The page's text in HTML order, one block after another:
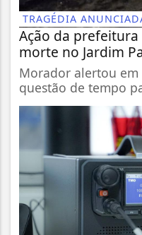
TRAGÉDIA
Ação da
morte no Jardim
Morador alertou em
questão de tempo